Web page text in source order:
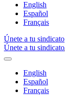
English
Español
Français
Únete a tu sindicato
Únete a tu sindicato
English
Español
Français